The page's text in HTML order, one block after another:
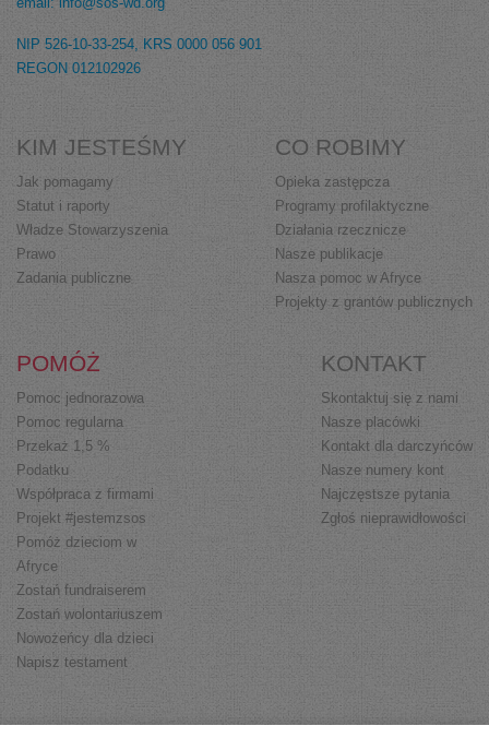
NIP 526-10-33-254, KRS 0000 056 901
REGON 012102926
KIM JESTEŚMY
Jak pomagamy
Statut i raporty
Władze Stowarzyszenia
Prawo
Zadania publiczne
CO ROBIMY
Opieka zastępcza
Programy profilaktyczne
Działania rzecznicze
Nasze publikacje
Nasza pomoc w Afryce
Projekty z grantów publicznych
POMÓŻ
Pomoc jednorazowa
Pomoc regularna
Przekaż 1,5 %
Podatku
Współpraca z firmami
Projekt #jestemzsos
Pomóż dzieciom w
Afryce
Zostań fundraiserem
Zostań wolontariuszem
Nowożeńcy dla dzieci
Napisz testament
KONTAKT
Skontaktuj się z nami
Nasze placówki
Kontakt dla darczyńców
Nasze numery kont
Najczęstsze pytania
Zgłoś nieprawidłowości